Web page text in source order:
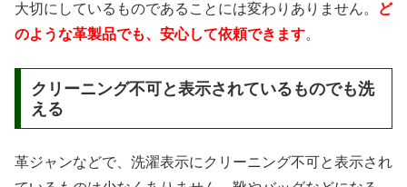
大切にしているものであることには変わりありません。
ど
のような革製品でも、安心して依頼できます。
クリーニング不可と表示されているものでも洗
える
革ジャンなどで、洗濯表示にクリーニング不可と表示され